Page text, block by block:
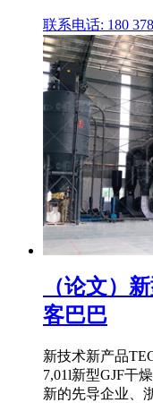
联系电话: 180
（论文）
客巴巴
新技术新产品
7,01l新型GJF干
新的先导企业、